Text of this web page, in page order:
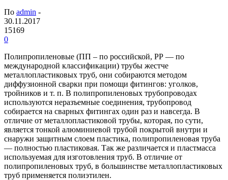
По admin -
30.11.2017
15169
0
Полипропиленовые (ПП – по российской, РР — по
международной классификации) трубы жестче
металлопластиковых труб, они собираются методом
диффузионной сварки при помощи фитингов: уголков,
тройников и т. п. В полипропиленовых трубопроводах
используются неразъемные соединения, трубопровод
собирается на сварных фитингах один раз и навсегда. В
отличие от металлопластиковой трубы, которая, по сути,
является тонкой алюминиевой трубой покрытой внутри и
снаружи защитным слоем пластика, полипропиленовая труба
— полностью пластиковая. Так же различается и пластмасса
используемая для изготовления труб. В отличие от
полипропиленовых труб, в большинстве металлопластиковых
труб применяется полиэтилен.